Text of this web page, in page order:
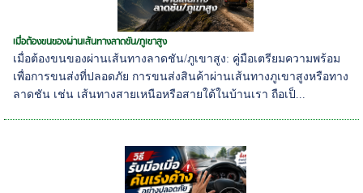
เมื่อต้องขนของผ่านเส้นทางลาดชัน/ภูเขาสูง
เมื่อต้องขนของผ่านเส้นทางลาดชัน/ภูเขาสูง: คู่มือเตรียมความพร้อม
เพื่อการขนส่งที่ปลอดภัย การขนส่งสินค้าผ่านเส้นทางภูเขาสูงหรือทาง
ลาดชัน เช่น เส้นทางสายเหนือหรือสายใต้ในบ้านเรา ถือเป็...